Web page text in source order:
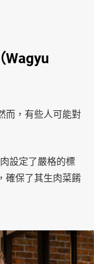
Wagyu
而，有些人可能對
設定了嚴格的標
確保了其生肉菜餚